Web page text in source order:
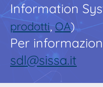
Information
prodotti,OA)
Per
sdl@sissa.it